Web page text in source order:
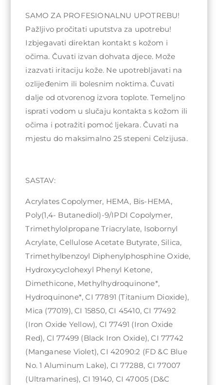
SAMO ZA PROFESIONALNU UPOTREBU!
Pažljivo pročitati uputstva za upotrebu!
Izbjegavati direktan kontakt s kožom i
očima. Čuvati izvan dohvata djece. Može
izazvati iritaciju kože. Ne upotrebljavati na
ozlijeđenim ili bolesnim noktima. Čuvati
dalje od otvorenog izvora toplote. Temeljno
isprati vodom u slučaju kontakta s kožom ili
očima i potražiti pomoć ljekara. Čuvati na
mjestu do maksimalno 25 stepeni Celzijusa.
SASTAV:
Acrylates Copolymer, HEMA, Bis-HEMA,
Poly(1,4- Butanediol)-9/IPDI Copolymer,
Trimethylolpropane Triacrylate, Isobornyl
Acrylate, Cellulose Acetate Butyrate, Silica,
Trimethylbenzoyl Diphenylphosphine Oxide,
Hydroxycyclohexyl Phenyl Ketone,
Dimethicone, Methylhydroquinone*,
Hydroquinone*, CI 77891 (Titanium Dioxide),
Mica (77019), CI 15850, CI 45410, CI 77492
(Iron Oxide Yellow), CI 77491 (Iron Oxide
Red), CI 77499 (Black Iron Oxide), CI 77742
(Manganese Violet), CI 42090:2 (FD &C Blue
No. 1 Aluminum Lake), CI 77288, CI 77007
(Ultramarines), CI 19140, CI 47005 (D&C